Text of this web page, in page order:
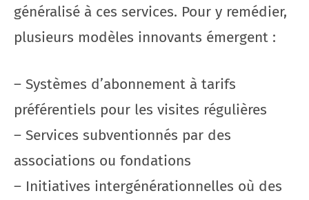
généralisé à ces services. Pour y remédier,
plusieurs modèles innovants émergent :
– Systèmes d’abonnement à tarifs
préférentiels pour les visites régulières
– Services subventionnés par des
associations ou fondations
– Initiatives intergénérationnelles où des